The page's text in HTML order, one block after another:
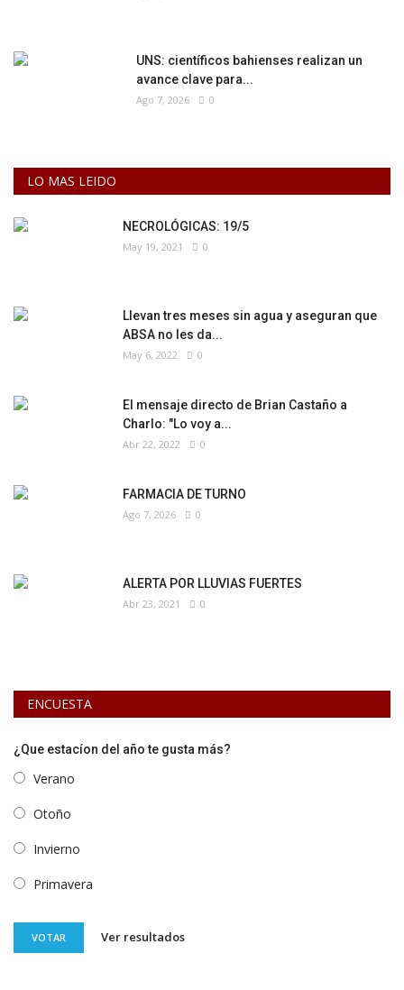
UNS: científicos bahienses realizan un
avance clave para...
Ago 7, 2026 0
LO MAS LEIDO
NECROLÓGICAS: 19/5
May 19, 2021 0
Llevan tres meses sin agua y aseguran que
ABSA no les da...
May 6, 2022 0
El mensaje directo de Brian Castaño a
Charlo: "Lo voy a...
Abr 22, 2022 0
FARMACIA DE TURNO
Ago 7, 2026 0
ALERTA POR LLUVIAS FUERTES
Abr 23, 2021 0
ENCUESTA
¿Que estacíon del año te gusta más?
Verano
Otoño
Invierno
Primavera
VOTAR Ver resultados